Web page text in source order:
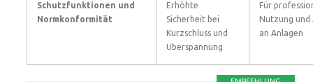
Schutzfunktionen und
Normkonformität
Erhöhte
Sicherheit bei
Kurzschluss und
Überspannung
Für
Nutzung und
an Anlagen